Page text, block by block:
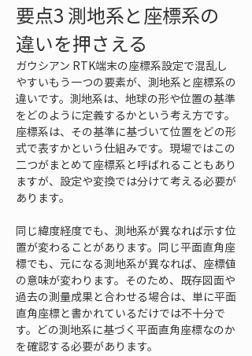
要点3 測地系と座標系の
違いを押さえる
ガウシアン RTK端末の座標系設定で混乱し
やすいもう一つの要素が、測地系と座標系の
違いです。測地系は、地球の形や位置の基準
をどのように定義するかという考え方です。
座標系は、その基準に基づいて位置をどの形
式で表すかという仕組みです。現場ではこの
二つがまとめて座標系と呼ばれることもあり
ますが、設定や変換では分けて考える必要が
あります。
同じ緯度経度でも、測地系が異なれば示す位
置が変わることがあります。同じ平面直角座
標でも、元になる測地系が異なれば、座標値
の意味が変わります。そのため、既存図面や
過去の測量成果と合わせる場合は、単に平面
直角座標と書かれているだけでは不十分で
す。どの測地系に基づく平面直角座標なのか
を確認する必要があります。